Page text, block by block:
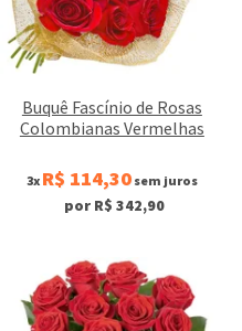
Buquê Fascínio de Rosas
Colombianas Vermelhas
3x R$ 114,30sem juros
por R$ 342,90